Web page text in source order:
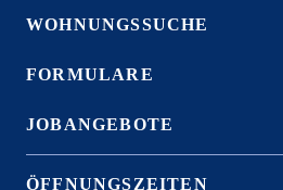
WOHNUNGSSUCHE
FORMULARE
JOBANGEBOTE
ÖFFNUNGSZEITEN